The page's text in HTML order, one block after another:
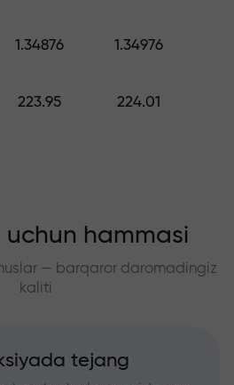
1.34876 1.34976
223.95 224.01
uchun hammasi
— barqaror daromadingiz
kaliti
tejang